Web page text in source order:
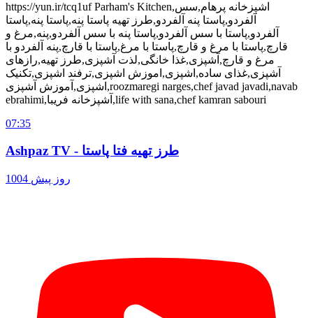
https://yun.ir/tcq1uf Parham's Kitchen,اشپزخانه پرهام,سس
آلفردو,پاستا پنه آلفردو,طرز تهیه پاستا پنه,پاستا پنه,پاستا
آلفردو,پاستا با سس آلفردو,پاستا پنه با سس آلفردو,پنه,مرغ و
قارچ,پاستا با مرغ و قارچ,پاستا با مرغ,پاستا با قارچ,پنه آلفردو با
مرغ و قارچ,آشپزی,غذا خانگی,لذت آشپزی,طرز تهیه,رازهای
آشپزی,غذای ساده,اشپزی,اموزش اشپزی,ترفند اشپزی,تکنیک
اشپزی,آموزش آشپزی,roozmaregi narges,chef javad javadi,navab
ebrahimi,آشپزخانه فریبا,life with sana,chef kamran sabouri
07:35
Ashpaz TV - طرز تهیه فتا پاستا
1004 روز پیش